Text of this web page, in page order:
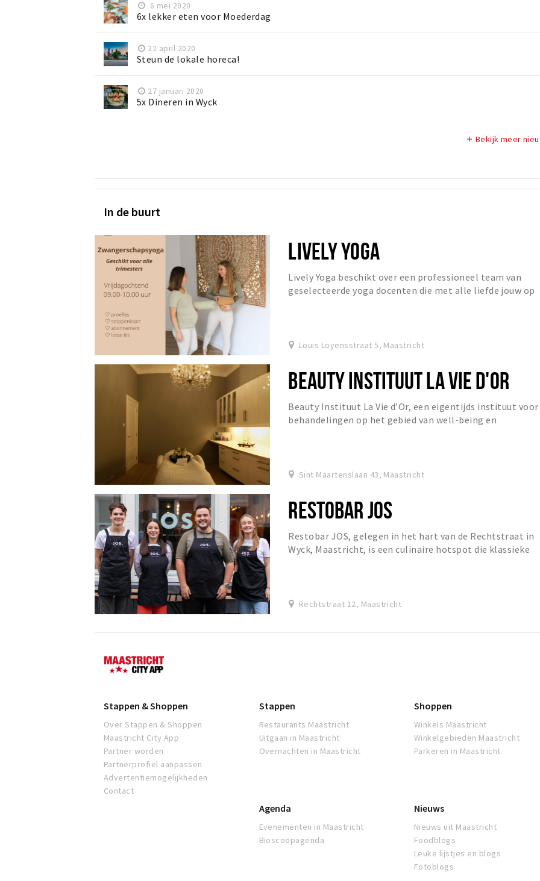
6 mei 2020
6x lekker eten voor Moederdag
22 april 2020
Steun de lokale horeca!
27 januari 2020
5x Dineren in Wyck
add Bekijk meer
In de buurt
LIVELY YOGA
Lively Yoga beschikt over een professioneel team van
geselecteerde yoga docenten die met alle liefde jouw op
Louis Loyensstraat 5, Maastricht
BEAUTY INSTITUUT LA VIE D'OR
Beauty Instituut La Vie d’Or, een eigentijds instituut voor
behandelingen op het gebied van well-being en
Sint Maartenslaan 43, Maastricht
RESTOBAR JOS
Restobar JOS, gelegen in het hart van de Rechtstraat in
Wyck, Maastricht, is een culinaire hotspot die klassieke
Rechtstraat 12, Maastricht
Maastricht
Stappen & Shoppen
Over Stappen & Shoppen
Maastricht City App
Partner worden
Partnerprofiel aanpassen
Advertentiemogelijkheden
Contact
Stappen
Restaurants Maastricht
Uitgaan in Maastricht
Overnachten in Maastricht
Shoppen
Winkels Maastricht
Winkelgebieden Maastricht
Parkeren in Maastricht
Agenda
Evenementen in Maastricht
Bioscoopagenda
Nieuws
Nieuws uit Maastricht
Foodblogs
Leuke lijstjes en blogs
Fotoblogs